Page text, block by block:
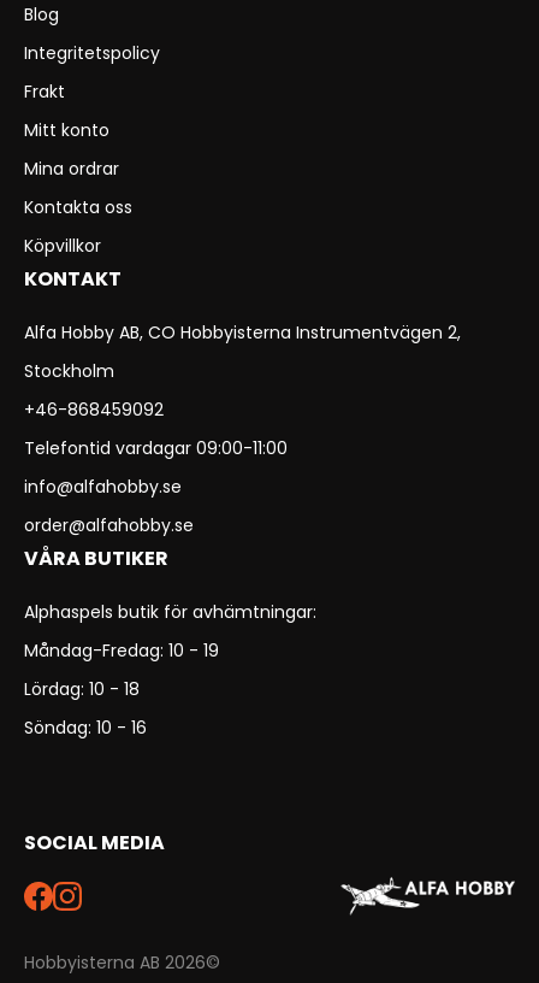
Blog
Integritetspolicy
Frakt
Mitt konto
Mina ordrar
Kontakta oss
Köpvillkor
KONTAKT
Alfa Hobby AB, CO Hobbyisterna Instrumentvägen 2,
Stockholm
+46-868459092
Telefontid vardagar 09:00-11:00
info@alfahobby.se
order@alfahobby.se
VÅRA BUTIKER
Alphaspels butik för avhämtningar:
Måndag-Fredag: 10 - 19
Lördag: 10 - 18
Söndag: 10 - 16
SOCIAL MEDIA
Hobbyisterna AB 2026©